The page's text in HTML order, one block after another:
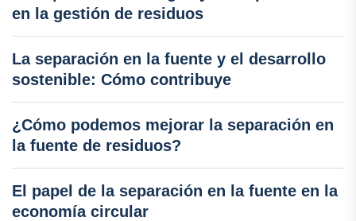
en la gestión de residuos
La separación en la fuente y el desarrollo
sostenible: Cómo contribuye
¿Cómo podemos mejorar la separación en
la fuente de residuos?
El papel de la separación en la fuente en la
economía circular